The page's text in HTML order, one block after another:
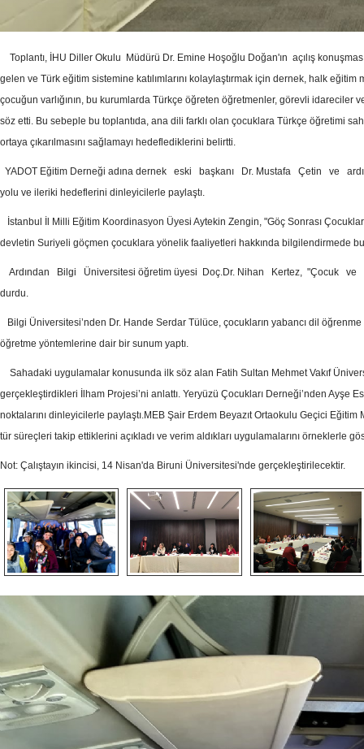
Toplantı, İHU Diller Okulu Müdürü Dr. Emine Hoşoğlu Doğan'ın açılış
gelen ve Türk eğitim sistemine katılımlarını kolaylaştırmak için dernek, halk
çocuğun varlığının, bu kurumlarda Türkçe öğreten öğretmenler, görevli idareciler
söz etti. Bu sebeple bu toplantıda, ana dili farklı olan çocuklara Türkçe öğretimi
ortaya çıkarılmasını sağlamayı hedeflediklerini belirtti.
YADOT Eğitim Derneği adına dernek eski başkanı Dr. Mustafa Çetin ve
yolu ve ileriki hedeflerini dinleyicilerle paylaştı.
İstanbul İl Milli Eğitim Koordinasyon Üyesi Aytekin Zengin, "Göç Sonrası
devletin Suriyeli göçmen çocuklara yönelik faaliyetleri hakkında bilgilendirmede
Ardından Bilgi Üniversitesi öğretim üyesi Doç.Dr. Nihan Kertez, "Çocuk ve
durdu.
Bilgi Üniversitesi’nden Dr. Hande Serdar Tülüce, çocukların yabancı dil
öğretme yöntemlerine dair bir sunum yaptı.
Sahadaki uygulamalar konusunda ilk söz alan Fatih Sultan Mehmet Vakıf
gerçekleştirdikleri İlham Projesi’ni anlattı. Yeryüzü Çocukları Derneği’nden Ayşe
noktalarını dinleyicilerle paylaştı.MEB Şair Erdem Beyazıt Ortaokulu Geçici
tür süreçleri takip ettiklerini açıkladı ve verim aldıkları uygulamalarını örneklerle
Not: Çalıştayın ikincisi, 14 Nisan'da Biruni Üniversitesi'nde gerçekleştirilecektir.